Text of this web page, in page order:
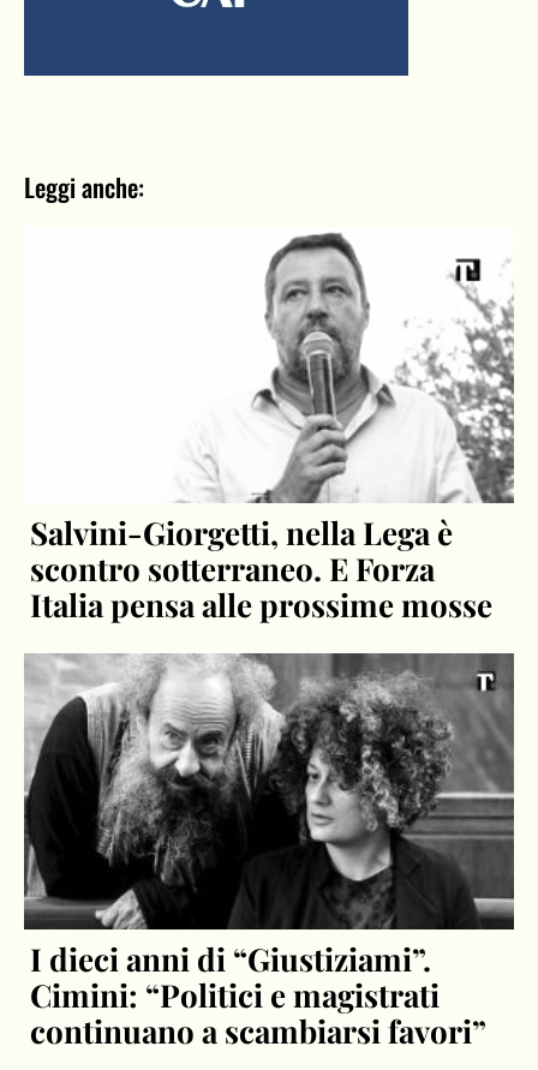
Leggi anche:
Salvini-Giorgetti, nella Lega è
scontro sotterraneo. E Forza
Italia pensa alle prossime mosse
I dieci anni di “Giustiziami”.
Cimini: “Politici e magistrati
continuano a scambiarsi favori”